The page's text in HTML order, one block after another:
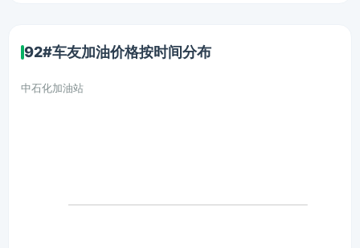
92#车友加油价格按时间分布
中石化加油站